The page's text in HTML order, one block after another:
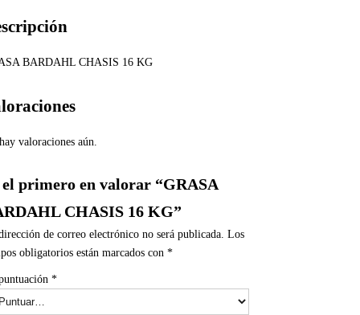
BARDAHL CHASIS 16 KG
valoraciones aún.
el primero en valorar “GRASA
CHASIS 16 KG”
de correo electrónico no será publicada. Los
obligatorios están marcados con *
*